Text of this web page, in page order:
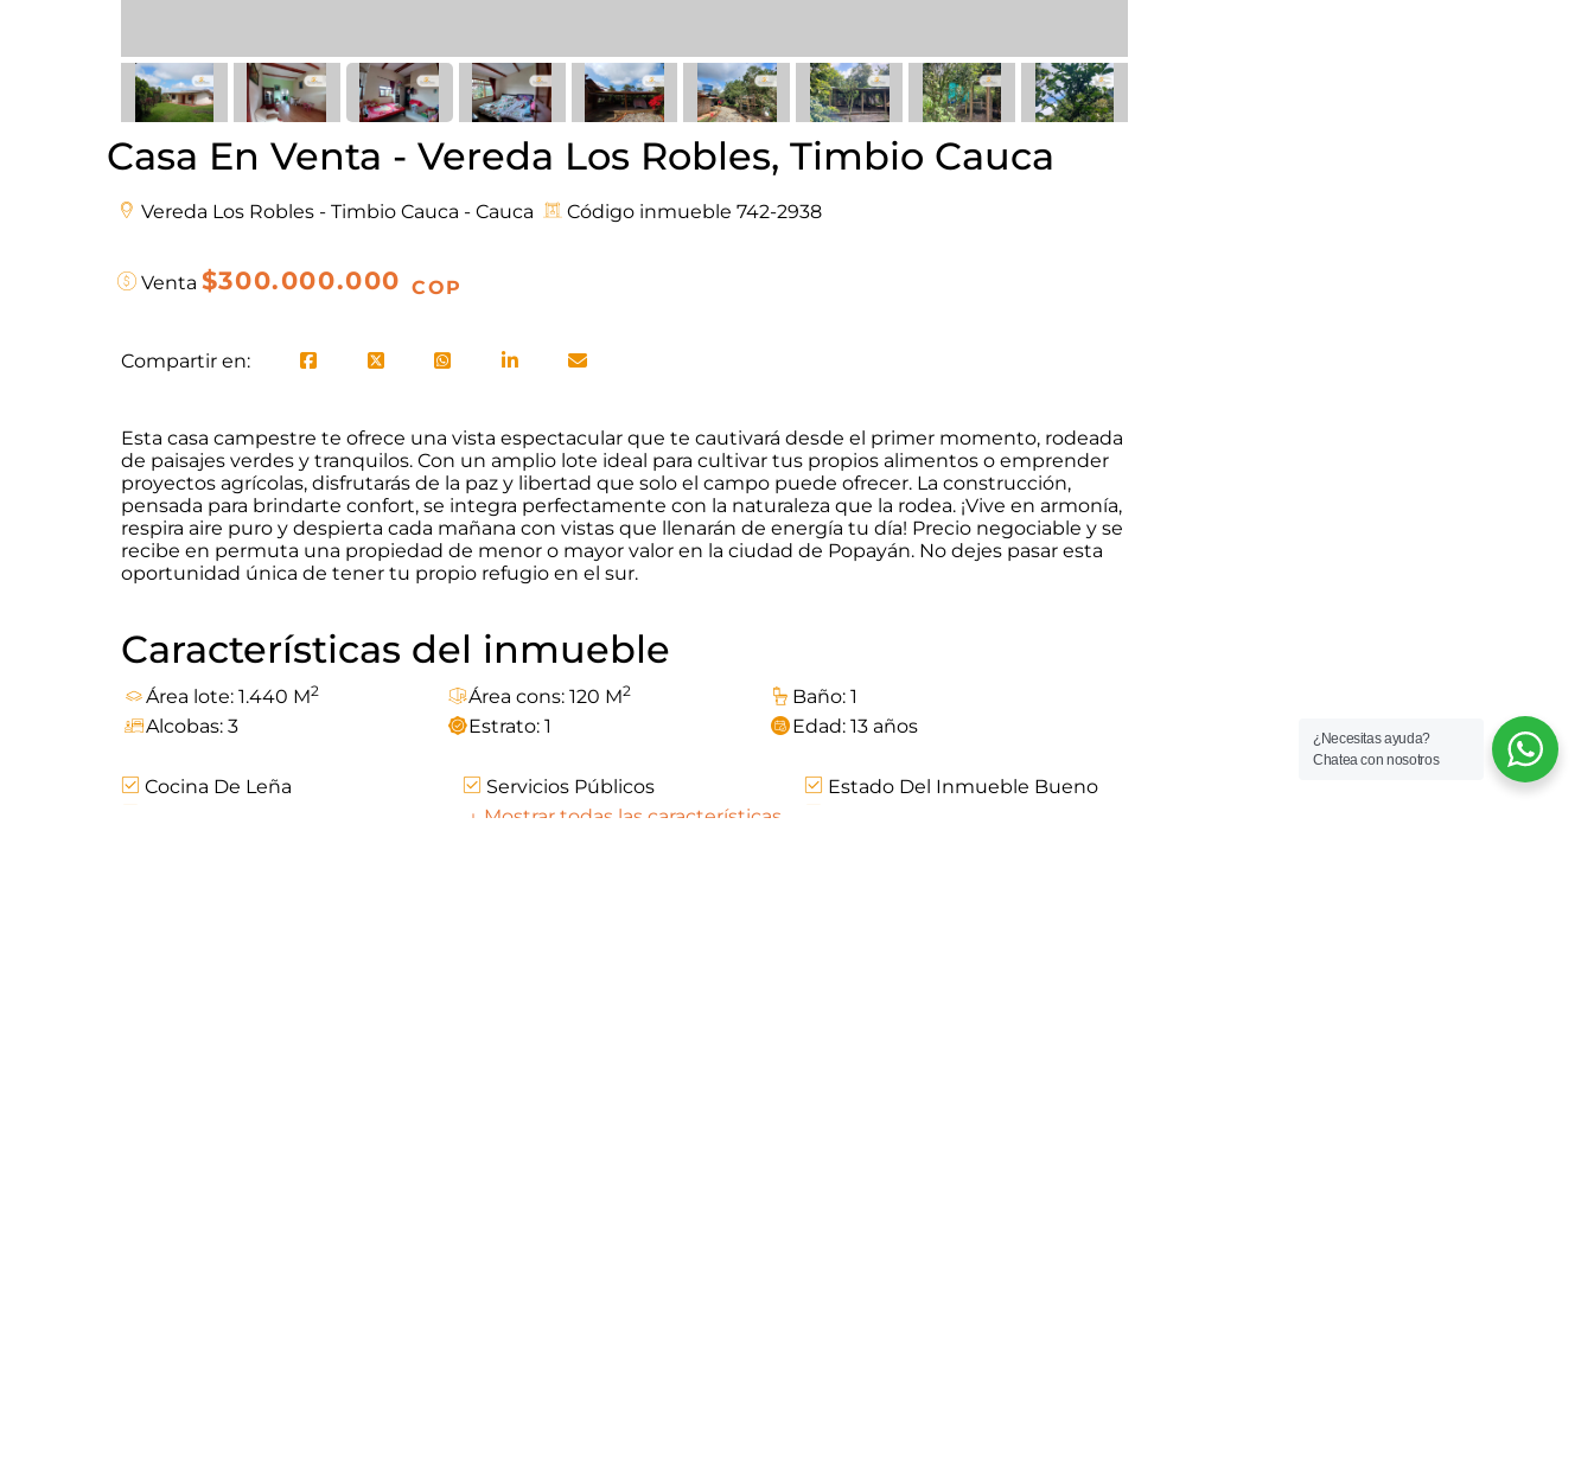
Casa En Venta - Vereda Los Robles, Timbio Cauca
Vereda Los Robles - Timbio Cauca - Cauca Código inmueble 742-2938
Venta $300.000.000COP
Compartir en:
Esta casa campestre te ofrece una vista espectacular que te cautivará desde el primer momento, rodeada
de paisajes verdes y tranquilos. Con un amplio lote ideal para cultivar tus propios alimentos o emprender
proyectos agrícolas, disfrutarás de la paz y libertad que solo el campo puede ofrecer. La construcción,
pensada para brindarte confort, se integra perfectamente con la naturaleza que la rodea. ¡Vive en armonía,
respira aire puro y despierta cada mañana con vistas que llenarán de energía tu día! Precio negociable y se
recibe en permuta una propiedad de menor o mayor valor en la ciudad de Popayán. No dejes pasar esta
oportunidad única de tener tu propio refugio en el sur.
Características del inmueble
Área lote: 1.440 M2 Área cons: 120 M2
Baño: 1
Alcobas: 3
Estrato: 1 Edad: 13 años
Cocina De Leña Servicios Públicos
Estado Del Inmueble Bueno
↓ Mostrar todas las características
¿Necesitas ayuda?
Chatea con nosotros